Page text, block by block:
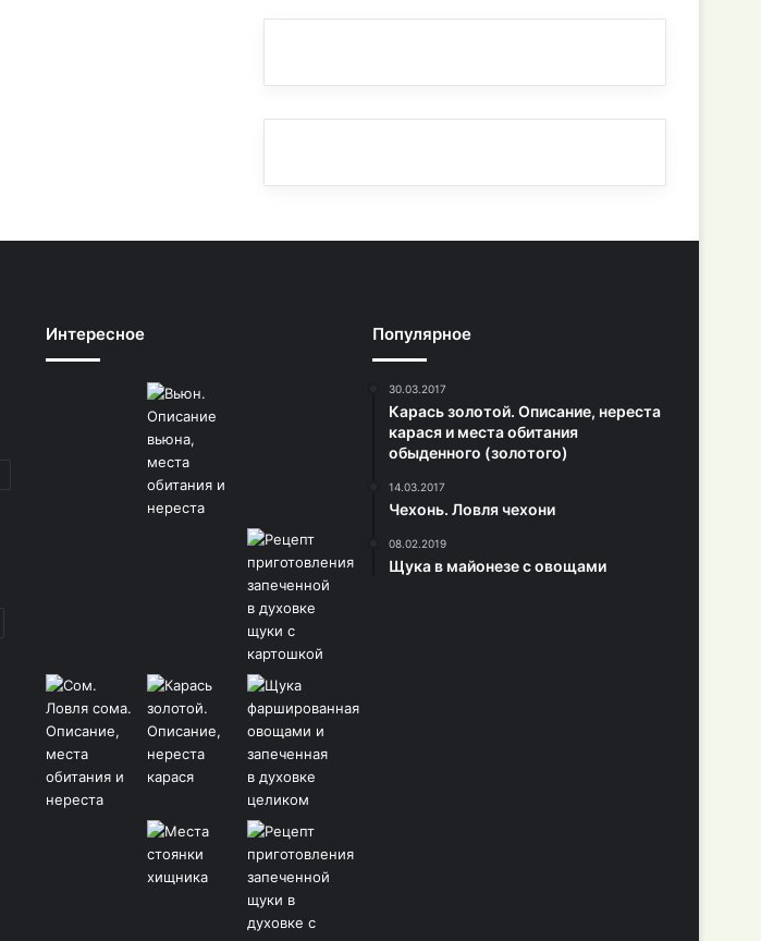
Интересное Популярное
30.03.2017
Карась золотой. Описание, нереста
карася и места обитания
обыденного (золотого)
14.03.2017
Чехонь. Ловля чехони
08.02.2019
Щука в майонезе с овощами